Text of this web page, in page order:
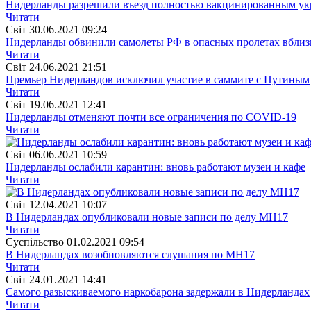
Нидерланды разрешили въезд полностью вакцинированным
Читати
Свiт 30.06.2021 09:24
Нидерланды обвинили самолеты РФ в опасных пролетах
Читати
Свiт 24.06.2021 21:51
Премьер Нидерландов исключил участие в саммите с Путиным
Читати
Свiт 19.06.2021 12:41
Нидерланды отменяют почти все ограничения по COVID-19
Читати
Свiт 06.06.2021 10:59
Нидерланды ослабили карантин: вновь работают музеи и кафе
Читати
Свiт 12.04.2021 10:07
В Нидерландах опубликовали новые записи по делу МН17
Читати
Суспiльство 01.02.2021 09:54
В Нидерландах возобновляются слушания по МН17
Читати
Свiт 24.01.2021 14:41
Самого разыскиваемого наркобарона задержали в Нидерландах
Читати